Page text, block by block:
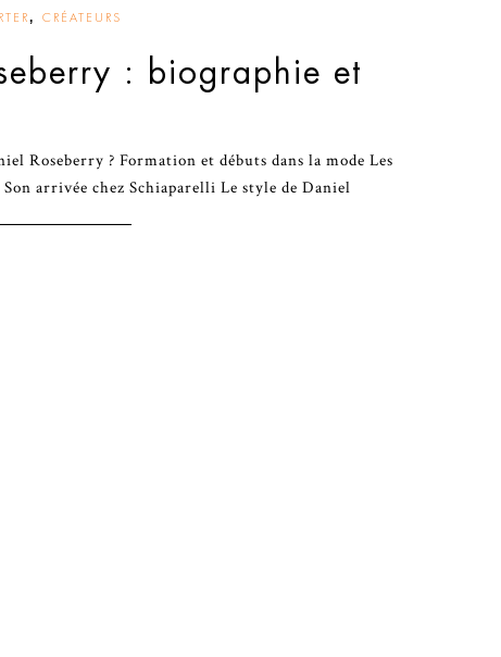
, CRÉATEURS
: biographie et
Roseberry ? Formation et débuts dans la mode Les
arrivée chez Schiaparelli Le style de Daniel